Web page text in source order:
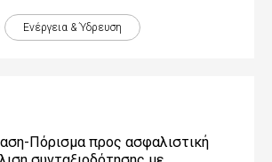
Ενέργεια & Ύδρευση
Πόρισμα προς ασφαλιστική